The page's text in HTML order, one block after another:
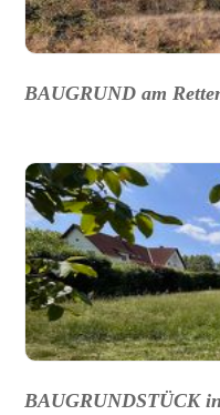
BAUGRUND am
BAUGRUNDSTÜCK